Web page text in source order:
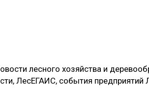
СОРТИРОВКА
лесного хозяйства и
ЛесЕГАИС, события предприятий